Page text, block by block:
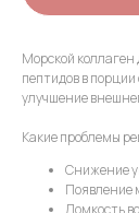
Морской коллаген
пептидов в
улучшение
Какие проблемы
Снижение
Появление
Ломкость